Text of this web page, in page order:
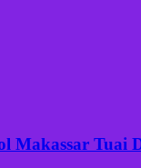
Makassar Tuai